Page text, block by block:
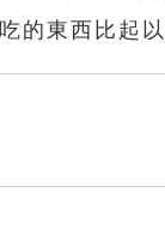
吃的東西比起